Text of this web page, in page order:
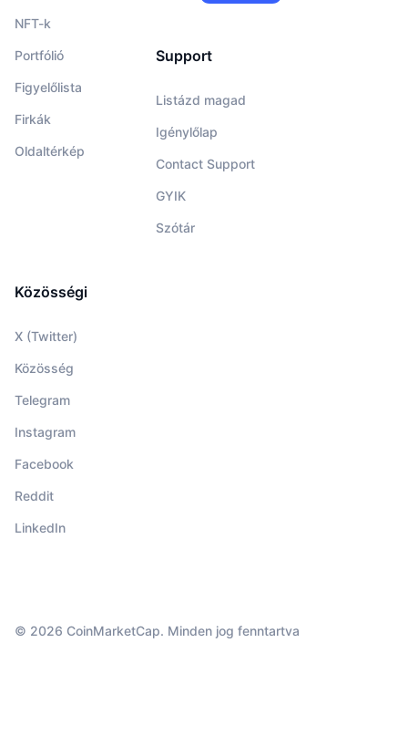
NFT-k
Portfólió
Figyelőlista
Firkák
Oldaltérkép
Support
Listázd magad
Igénylőlap
Contact Support
GYIK
Szótár
Közösségi
X (Twitter)
Közösség
Telegram
Instagram
Facebook
Reddit
LinkedIn
© 2026 CoinMarketCap. Minden jog fenntartva